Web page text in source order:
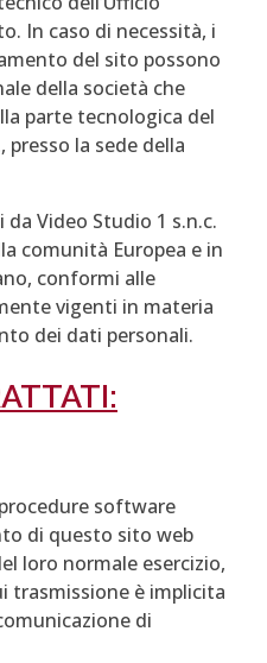
In caso di necessità, i
del sito possono
della società che
parte tecnologica del
presso la sede della
Video Studio 1 s.n.c.
comunità Europea e in
conformi alle
vigenti in materia
dei dati personali.
software
di questo sito web
loro normale esercizio,
trasmissione è implicita
di